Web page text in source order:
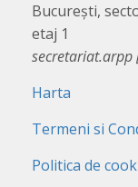
București,
etaj 1
Harta
Termeni si
Politica de